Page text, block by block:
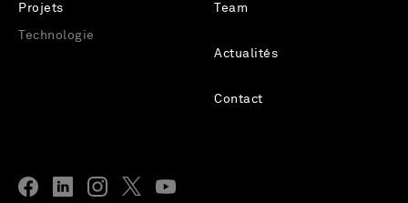
Projets
Technologie
Team
Actualités
Contact